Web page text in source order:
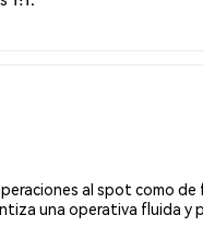
al spot como
una operativa fluida y